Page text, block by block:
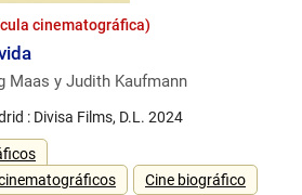
cinematográfica)
Maas y Judith Kaufmann
: Divisa Films, D.L. 2024
Cine biográfico